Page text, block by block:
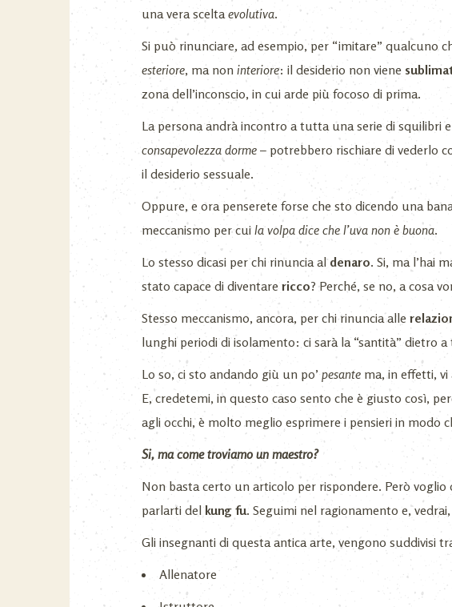
una vera sceltaevolutiva.
Si può rinunciare, ad esempio, per “imitare” qualcuno
esteriore, ma non interiore: il desiderio non viene
zona dell’inconscio, in cui arde più focoso di prima.
La persona andrà incontro a tutta una serie di squilibri
consapevolezza dorme – potrebbero rischiare di vederlo
il desiderio sessuale.
Oppure, e ora penserete forse che sto dicendo una
meccanismo per cui la volpa dice che l’uva non è buona.
Lo stesso dicasi per chi rinuncia aldenaro. Si, ma l’hai
stato capace di diventare ricco? Perché, se no, a cosa
Stesso meccanismo, ancora, per chi rinuncia alle
lunghi periodi di isolamento: ci sarà la “santità” dietro a
Lo so, ci sto andando giù un po’ pesante ma, in effetti, vi
E, credetemi, in questo caso sento che è giusto così,
agli occhi, è molto meglio esprimere i pensieri in modo
Si, ma come troviamo un maestro?
Non basta certo un articolo per rispondere. Però voglio
parlarti delkung fu. Seguimi nel ragionamento e,
Gli insegnanti di questa antica arte, vengono suddivisi
Allenatore